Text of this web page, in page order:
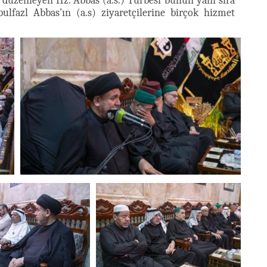
Abbas'ın (a.s) ziyaretçilerine birçok hizmet